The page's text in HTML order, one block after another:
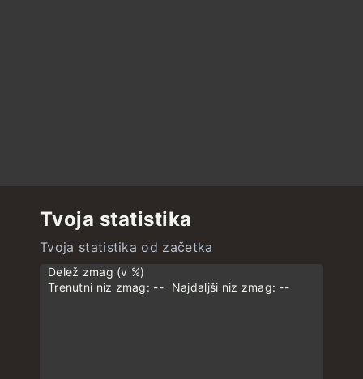
Tvoja statistika
Tvoja statistika od začetka
Delež zmag (v %)
Trenutni niz zmag: --
Najdaljši niz zmag: --